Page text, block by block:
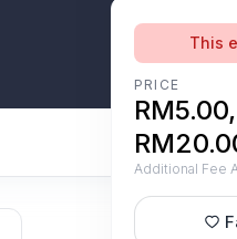
This
PRICE
Additional Fee